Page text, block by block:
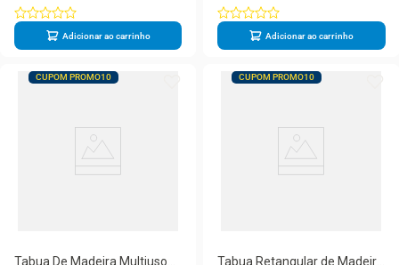
Adicionar ao carrinho Adicionar ao carrinho
CUPOM PROMO10
Tabua De Madeira Multiuso
CUPOM PROMO10
Tabua Retangular de Madeira